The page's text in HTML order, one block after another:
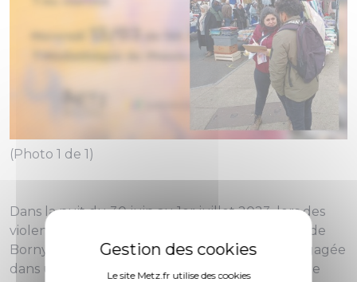
Le site Metz.fr utilise des cookies
(Photo 1 de 1)
Dans la nuit du 30 juin au 1er juillet 2023, lors des
violences urbaines, la médiathèque Jean Macé de
Borny a été incendiée. La Ville de Metz s’est engagée
dans une démarche de reconstruction rapide de